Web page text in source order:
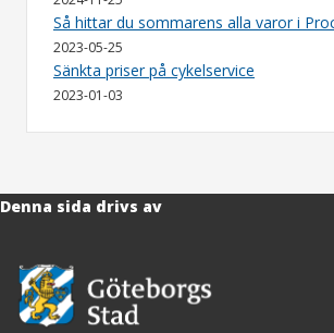
Så hittar du sommarens alla varor i
2023-05-25
Sänkta priser på cykelservice
2023-01-03
Denna sida drivs av